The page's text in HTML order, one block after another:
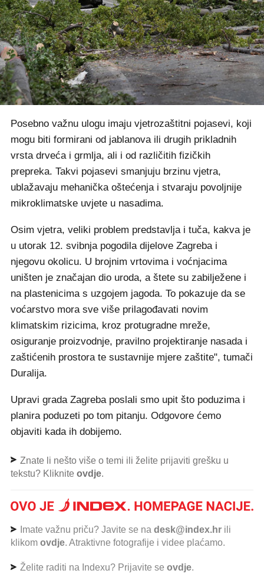
Posebno važnu ulogu imaju vjetrozaštitni pojasevi, koji
mogu biti formirani od jablanova ili drugih prikladnih
vrsta drveća i grmlja, ali i od različitih fizičkih
prepreka. Takvi pojasevi smanjuju brzinu vjetra,
ublažavaju mehanička oštećenja i stvaraju povoljnije
mikroklimatske uvjete u nasadima.
Osim vjetra, veliki problem predstavlja i tuča, kakva je
u utorak 12. svibnja pogodila dijelove Zagreba i
njegovu okolicu. U brojnim vrtovima i voćnjacima
uništen je značajan dio uroda, a štete su zabilježene i
na plastenicima s uzgojem jagoda. To pokazuje da se
voćarstvo mora sve više prilagođavati novim
klimatskim rizicima, kroz protugradne mreže,
osiguranje proizvodnje, pravilno projektiranje nasada i
zaštićenih prostora te sustavnije mjere zaštite", tumači
Duralija.
Upravi grada Zagreba poslali smo upit što poduzima i
planira poduzeti po tom pitanju. Odgovore ćemo
objaviti kada ih dobijemo.
Znate li nešto više o temi ili želite prijaviti grešku u
tekstu? Kliknite ovdje.
Imate važnu priču? Javite se na desk@index.hr ili
klikom ovdje. Atraktivne fotografije i videe plaćamo.
Želite raditi na Indexu? Prijavite se ovdje.